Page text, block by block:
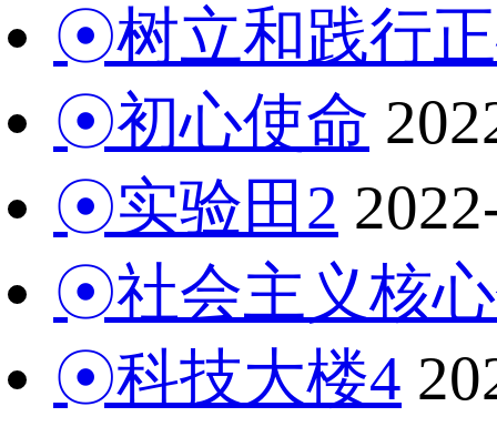
☉树立和践行
☉初心使命
☉实验田2
☉社会主义核
☉科技大楼4